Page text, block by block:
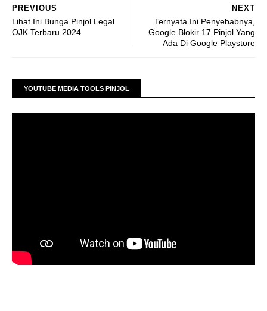
NEXT
Ternyata Ini Penyebabnya,
Google Blokir 17 Pinjol Yang
Ada Di Google Playstore
PREVIOUS
Lihat Ini Bunga Pinjol Legal
OJK Terbaru 2024
YOUTUBE MEDIA TOOLS PINJOL